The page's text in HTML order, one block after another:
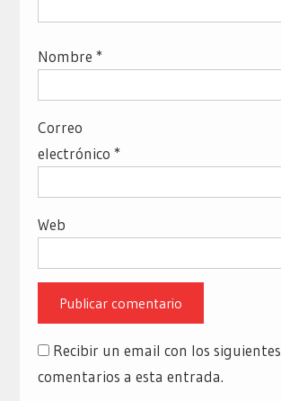
Nombre *
Correo
electrónico *
Web
Recibir un email con los siguientes
comentarios a esta entrada.